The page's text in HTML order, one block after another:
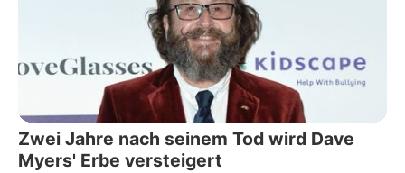
Zwei Jahre nach seinem Tod wird Dave
Myers' Erbe versteigert